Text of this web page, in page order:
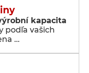
kapacita
podľa vašich
…